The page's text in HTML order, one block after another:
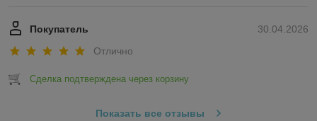
30.04.2026
Покупатель
Отлично
Сделка подтверждена через корзину
Показать все отзывы